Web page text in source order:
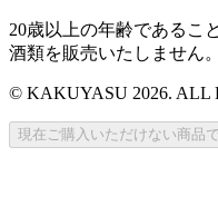
20歳以上の年齢であるこ
酒類を販売いたしません。
© KAKUYASU 2026. ALL
現在ご購入いただけない商品